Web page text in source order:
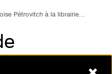
Pétrovitch à la librairie...
avec